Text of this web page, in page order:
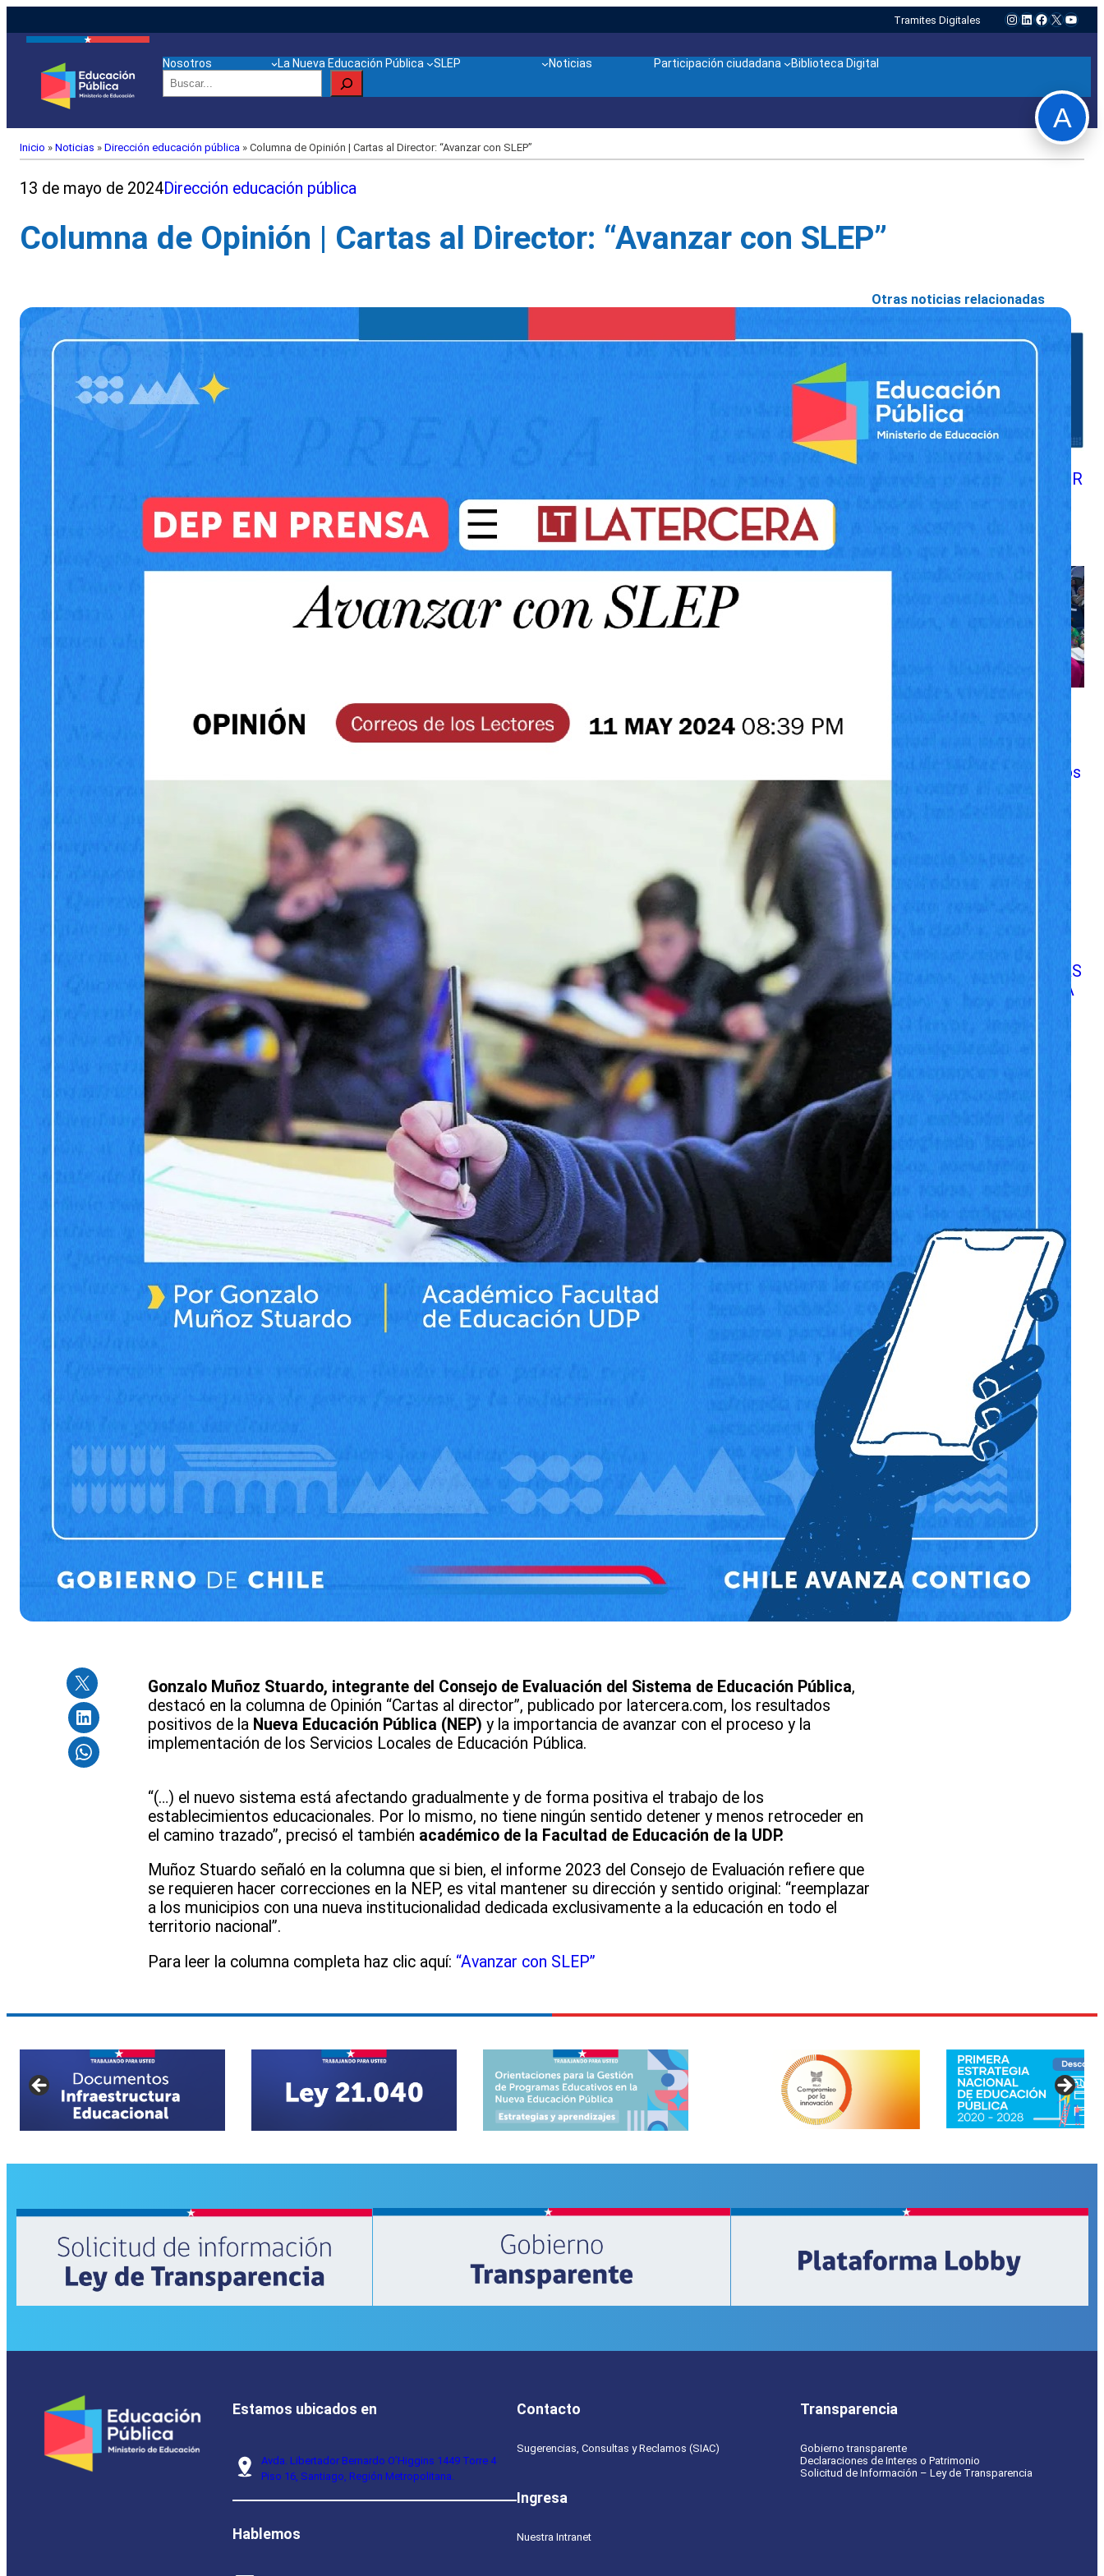
Tramites Digitales Instagram
LinkedIn
Facebook
X
Nosotros La Nueva Educación Pública SLEP Noticias Participación ciudadana
Biblioteca Digital
Buscar
Inicio » Noticias » Dirección educación pública » Columna de Opinión | Cartas al Director: “Avanzar con SLEP”
13 de mayo de 2024Dirección educación pública
Columna de Opinión | Cartas al Director: “Avanzar con SLEP”
Gonzalo Muñoz Stuardo, integrante del Consejo de Evaluación del Sistema de Educación Pública,
destacó en la columna de Opinión “Cartas al director”, publicado por latercera.com, los resultados
positivos de la Nueva Educación Pública (NEP) y la importancia de avanzar con el proceso y la
implementación de los Servicios Locales de Educación Pública.
“(…) el nuevo sistema está afectando gradualmente y de forma positiva el trabajo de los
establecimientos educacionales. Por lo mismo, no tiene ningún sentido detener y menos retroceder en
el camino trazado”, precisó el también académico de la Facultad de Educación de la UDP.
Muñoz Stuardo señaló en la columna que si bien, el informe 2023 del Consejo de Evaluación refiere que
se requieren hacer correcciones en la NEP, es vital mantener su dirección y sentido original: “reemplazar
a los municipios con una nueva institucionalidad dedicada exclusivamente a la educación en todo el
territorio nacional”.
Para leer la columna completa haz clic aquí: “Avanzar con SLEP”
Otras noticias relacionadas
EN EL CONSEJO EVALUADOR
desafíos de la ley a siete años
DIRECTORES Y DIRECTORAS
DE LA EDUCACIÓN PÚBLICA
REALIZAN ANÁLISIS AL
Estamos ubicados en
Avda. Libertador Bernardo O’Higgins 1449 Torre 4
Piso 16, Santiago, Región Metropolitana.
Hablemos
Contacto
Sugerencias, Consultas y Reclamos (SIAC)
Ingresa
Nuestra Intranet
Transparencia
Gobierno transparente
Declaraciones de Interes o Patrimonio
Solicitud de Información – Ley de Transparencia
A